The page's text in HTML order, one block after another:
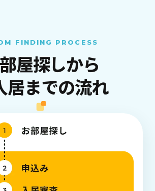
FINDING PROCESS
屋探しから
居までの流れ